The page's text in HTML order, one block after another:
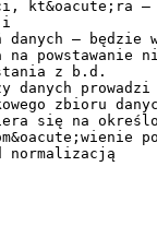
kt&oacute;ra –
danych – będzie
na powstawanie
z b.d.
danych prowadzi
zbioru
się na
normalizacją